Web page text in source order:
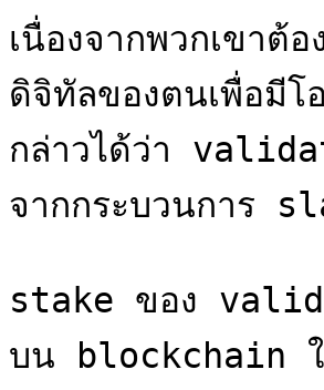
เนื่องจากพวกเขาต้
ดิจิทัลของตนเพื่อมี
กล่าวได้ว่า
จากกระบวนการ
stake ของ
บน blockchain